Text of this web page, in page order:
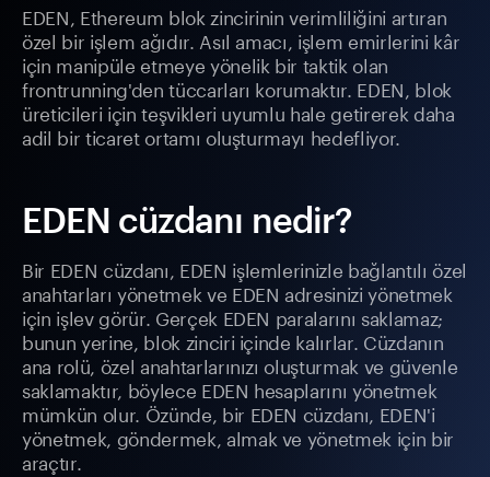
EDEN, Ethereum blok zincirinin verimliliğini artıran
özel bir işlem ağıdır. Asıl amacı, işlem emirlerini kâr
için manipüle etmeye yönelik bir taktik olan
frontrunning'den tüccarları korumaktır. EDEN, blok
üreticileri için teşvikleri uyumlu hale getirerek daha
adil bir ticaret ortamı oluşturmayı hedefliyor.
EDEN cüzdanı nedir?
Bir EDEN cüzdanı, EDEN işlemlerinizle bağlantılı özel
anahtarları yönetmek ve EDEN adresinizi yönetmek
için işlev görür. Gerçek EDEN paralarını saklamaz;
bunun yerine, blok zinciri içinde kalırlar. Cüzdanın
ana rolü, özel anahtarlarınızı oluşturmak ve güvenle
saklamaktır, böylece EDEN hesaplarını yönetmek
mümkün olur. Özünde, bir EDEN cüzdanı, EDEN'i
yönetmek, göndermek, almak ve yönetmek için bir
araçtır.